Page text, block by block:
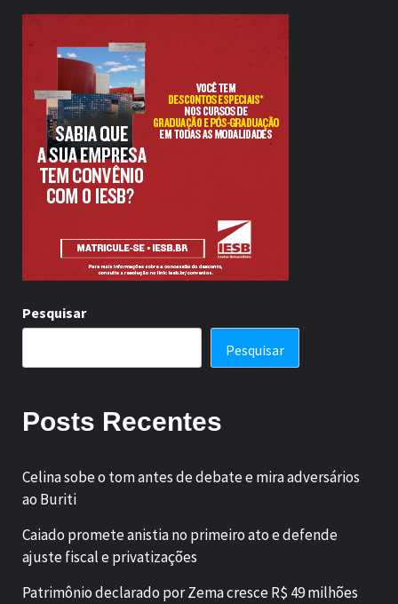
Pesquisar
Pesquisar
Posts Recentes
Celina sobe o tom antes de debate e mira adversários
ao Buriti
Caiado promete anistia no primeiro ato e defende
ajuste fiscal e privatizações
Patrimônio declarado por Zema cresce R$ 49 milhões